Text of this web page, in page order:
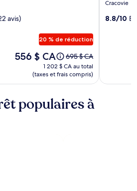
avis)
20 % de réduction
Le
556 $ CA
Le
prix
était
de 695 $ CA,
plus
de
695 $ CA
1 202 $ CA
au total
1 202 $ CA au total
(taxes et frais compris)
Hotel
Cracovie
8.8/10
populaires à